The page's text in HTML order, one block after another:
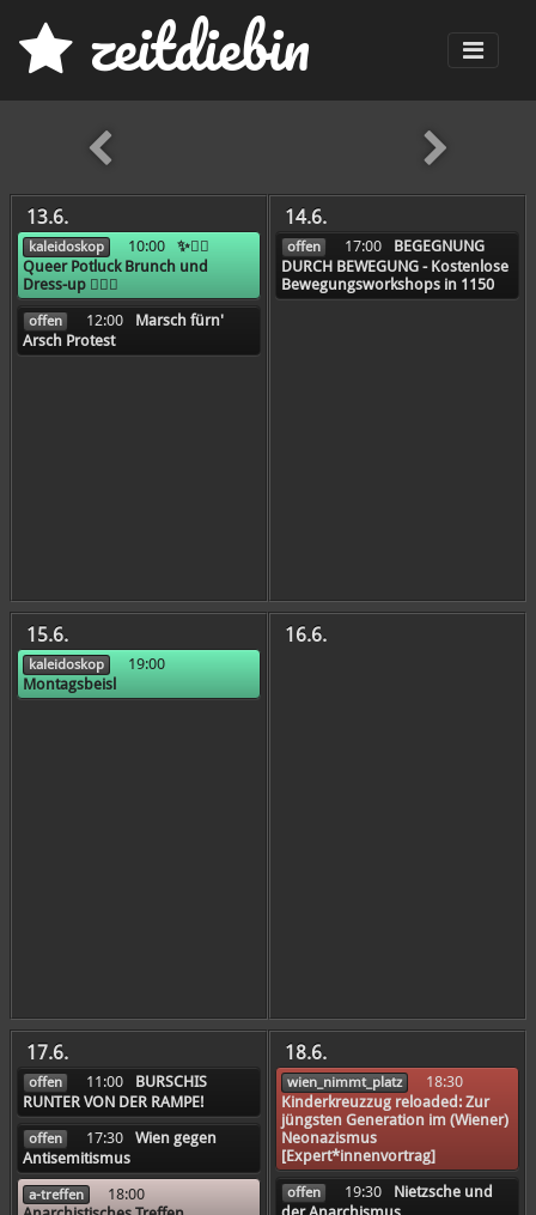
zeitdiebin
früher
13.6.
kaleidoskop 10:00
✨🏳️‍🌈
Queer Potluck Brunch und
Dress-up 🏳️‍🌈✨
offen 12:00
Marsch fürn'
Arsch Protest
14.6.
offen 17:00
BEGEGNUNG
DURCH BEWEGUNG - Kostenlose
Bewegungsworkshops in 1150
15.6.
kaleidoskop
19:00
Montagsbeisl
16.6.
17.6.
offen 11:00
BURSCHIS
RUNTER VON DER RAMPE!
offen 17:30
Wien gegen
Antisemitismus
a-treffen
18:00
18.6.
wien_nimmt_platz
18:30
Kinderkreuzzug reloaded: Zur
jüngsten Generation im (Wiener)
Neonazismus
[Expert*innenvortrag]
offen 19:30
Nietzsche und